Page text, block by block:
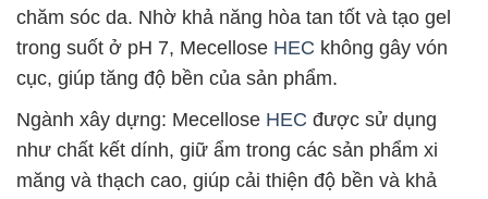
chăm sóc da. Nhờ khả năng hòa tan tốt và tạo gel
trong suốt ở pH 7, Mecellose HEC không gây vón
cục, giúp tăng độ bền của sản phẩm.
Ngành xây dựng: Mecellose HEC được sử dụng
như chất kết dính, giữ ẩm trong các sản phẩm xi
măng và thạch cao, giúp cải thiện độ bền và khả